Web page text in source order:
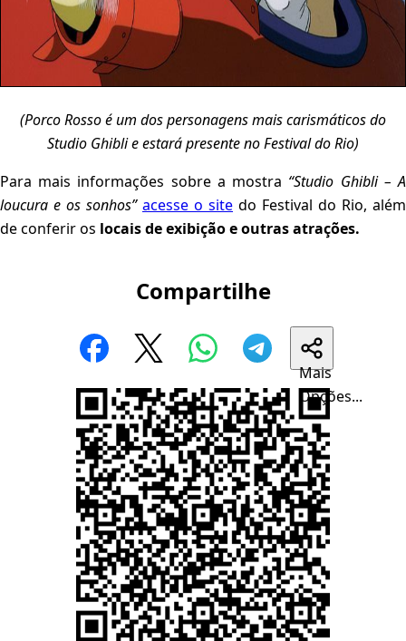
(Porco Rosso é um dos personagens mais carismáticos do
Studio Ghibli e estará presente no Festival do Rio)
Para mais informações sobre a mostra “Studio Ghibli – A
loucura e os sonhos” acesse o site do Festival do Rio, além
de conferir os locais de exibição e outras atrações.
Compartilhe
Mais
Opções...